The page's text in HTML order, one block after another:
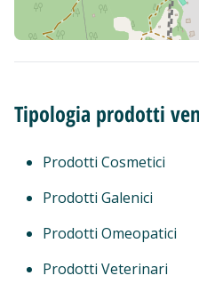
Tipologia prodotti
Prodotti Cosmetici
Prodotti Galenici
Prodotti Omeopatici
Prodotti Veterinari